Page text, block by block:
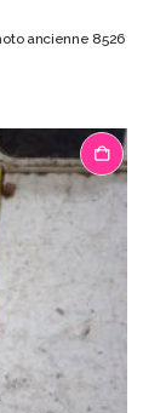
ancienne 8526